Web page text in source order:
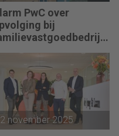
PwC over
bij
november 2025